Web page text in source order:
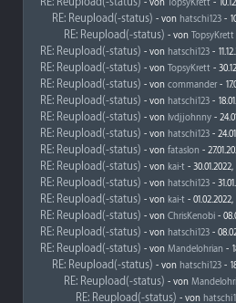
- von TopsyKrett -
RE: Reupload(-status) - von hatschi123 -
RE: Reupload(-status) - von TopsyKrett
RE: Reupload(-status) - von hatschi123 -
RE: Reupload(-status) - von TopsyKrett -
RE: Reupload(-status) - von commander-
RE: Reupload(-status) - von hatschi123 -
RE: Reupload(-status) - von lvdjjohnny -
RE: Reupload(-status) - von hatschi123 -
RE: Reupload(-status) - von fataslon -
RE: Reupload(-status) - von kai-t - 30.01.2022,
RE: Reupload(-status) - von hatschi123 -
RE: Reupload(-status) - von kai-t - 01.02.2022,
RE: Reupload(-status) - von ChrisKenobi -
RE: Reupload(-status) - von hatschi123 -
RE: Reupload(-status) - von Mandelohrian -
RE: Reupload(-status) - von hatschi123 -
RE: Reupload(-status) - von
RE: Reupload(-status) - von